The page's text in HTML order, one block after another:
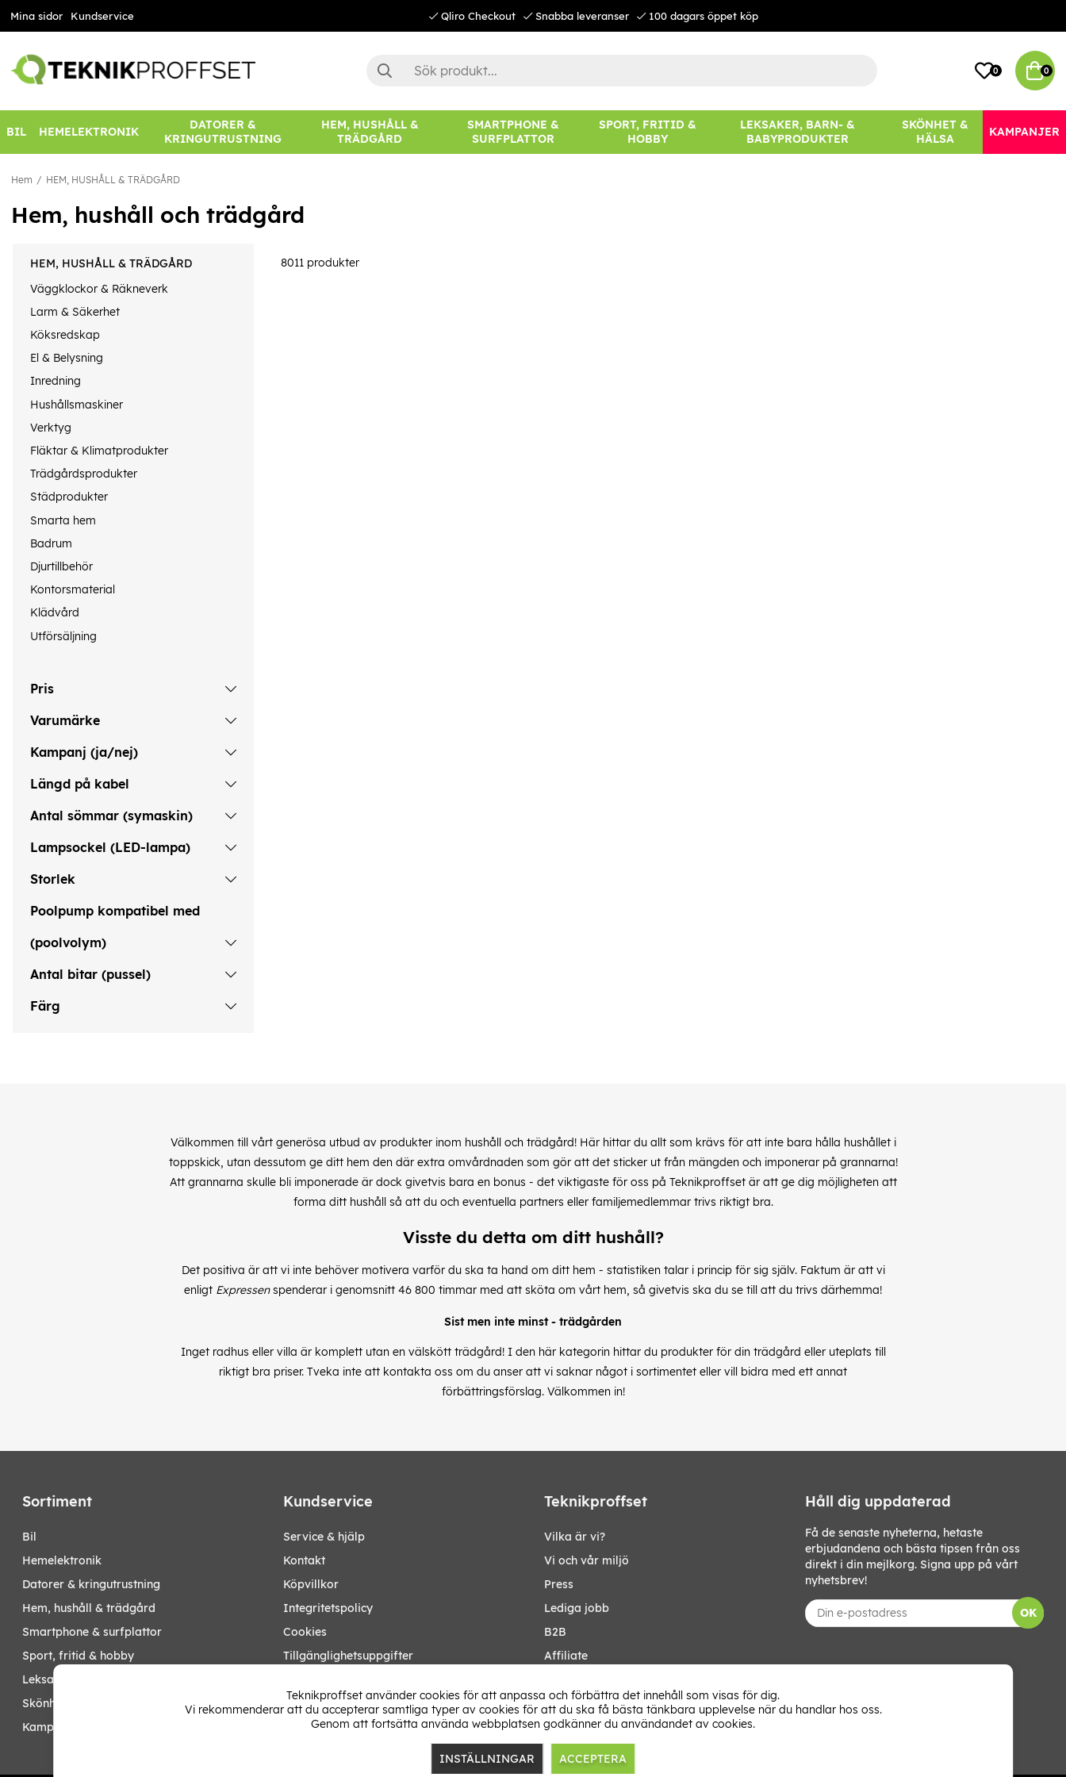
Mina sidor Kundservice Qliro Checkout Snabba leveranser 100 dagars öppet köp
0 0
BIL HEMELEKTRONIK
DATORER &
KRINGUTRUSTNING
HEM, HUSHÅLL &
TRÄDGÅRD
SMARTPHONE &
SURFPLATTOR
SPORT, FRITID &
HOBBY
LEKSAKER, BARN- &
BABYPRODUKTER
SKÖNHET &
HÄLSA
KAMPANJER
Hem HEM, HUSHÅLL & TRÄDGÅRD
Hem, hushåll och trädgård
HEM, HUSHÅLL & TRÄDGÅRD
Väggklockor & Räkneverk
Larm & Säkerhet
Köksredskap
El & Belysning
Inredning
Hushållsmaskiner
Verktyg
Fläktar & Klimatprodukter
Trädgårdsprodukter
Städprodukter
Smarta hem
Badrum
Djurtillbehör
Kontorsmaterial
Klädvård
Utförsäljning
Pris
Varumärke
Kampanj (ja/nej)
Längd på kabel
Antal sömmar (symaskin)
Lampsockel (LED-lampa)
Storlek
Poolpump kompatibel med
(poolvolym)
Antal bitar (pussel)
Färg
8011 produkter
Välkommen till vårt generösa utbud av produkter inom hushåll och trädgård! Här hittar du allt som krävs för att inte bara hålla hushållet i
toppskick, utan dessutom ge ditt hem den där extra omvårdnaden som gör att det sticker ut från mängden och imponerar på grannarna!
Att grannarna skulle bli imponerade är dock givetvis bara en bonus - det viktigaste för oss på Teknikproffset är att ge dig möjligheten att
forma ditt hushåll så att du och eventuella partners eller familjemedlemmar trivs riktigt bra.
Visste du detta om ditt hushåll?
Det positiva är att vi inte behöver motivera varför du ska ta hand om ditt hem - statistiken talar i princip för sig själv. Faktum är att vi
enligt Expressenspenderar i genomsnitt 46 800 timmar med att sköta om vårt hem, så givetvis ska du se till att du trivs därhemma!
Sist men inte minst - trädgården
Inget radhus eller villa är komplett utan en välskött trädgård! I den här kategorin hittar du produkter för din trädgård eller uteplats till
riktigt bra priser. Tveka inte att kontakta oss om du anser att vi saknar något i sortimentet eller vill bidra med ett annat
förbättringsförslag. Välkommen in!
Sortiment
bil
hemelektronik
datorer & kringutrustning
hem, hushåll & trädgård
smartphone & surfplattor
sport, fritid & hobby
leksaker, barn- & babyprodukter
skönhet & hälsa
kampanjer
Kundservice
Service & hjälp
Kontakt
Köpvillkor
Integritetspolicy
Cookies
Tillgänglighetsuppgifter
Mina sidor
Teknikproffset
Vilka är vi?
Vi och vår miljö
Press
Lediga jobb
B2B
Affiliate
Ändra Land
Håll dig uppdaterad
Få de senaste nyheterna, hetaste
erbjudandena och bästa tipsen från oss
direkt i din mejlkorg. Signa upp på vårt
nyhetsbrev!
OK
Teknikproffset använder cookies för att anpassa och förbättra det innehåll som visas för dig.
Vi rekommenderar att du accepterar samtliga typer av cookies för att du ska få bästa tänkbara upplevelse när du handlar hos oss.
Genom att fortsätta använda webbplatsen godkänner du användandet av cookies.
INSTÄLLNINGAR ACCEPTERA